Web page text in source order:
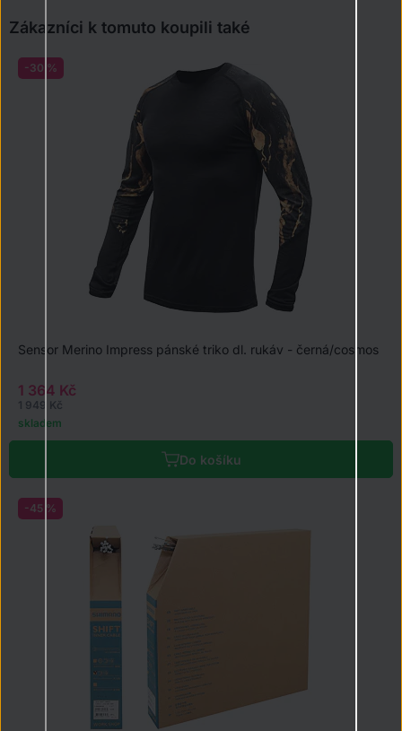
Zákazníci k tomuto koupili také
-30 %
Do košíku
Sensor Merino Impress pánské triko dl. rukáv - černá/cosmos
1 364 Kč
1 949 Kč
skladem
-45 %